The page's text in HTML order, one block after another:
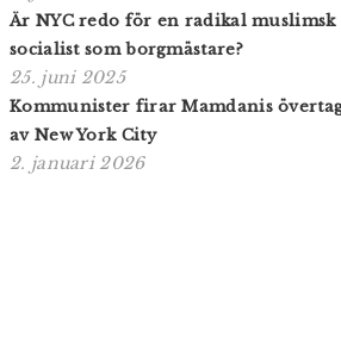
Är NYC redo för en radikal muslimsk
socialist som borgmästare?
25. juni 2025
Kommunister firar Mamdanis
av New York City
2. januari 2026